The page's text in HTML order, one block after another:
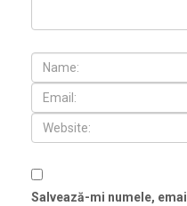
Salvează-mi numele,